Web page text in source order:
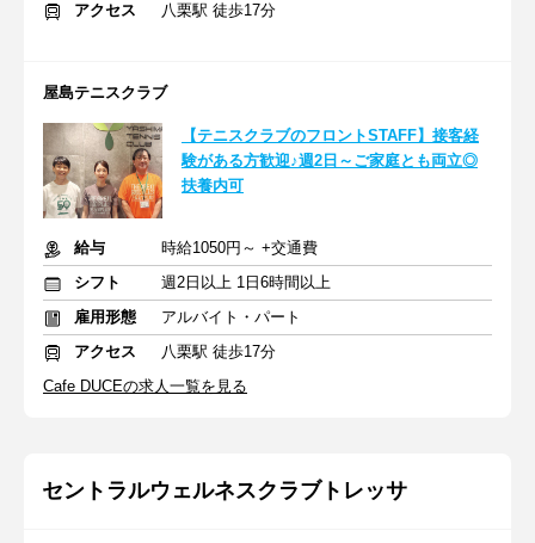
アクセス
八栗駅 徒歩17分
屋島テニスクラブ
【テニスクラブのフロントSTAFF】接客経
験がある方歓迎♪週2日～ご家庭とも両立◎
扶養内可
給与
時給1050円～ +交通費
シフト
週2日以上 1日6時間以上
雇用形態
アルバイト・パート
アクセス
八栗駅 徒歩17分
Cafe DUCEの求人一覧を見る
セントラルウェルネスクラブトレッサ